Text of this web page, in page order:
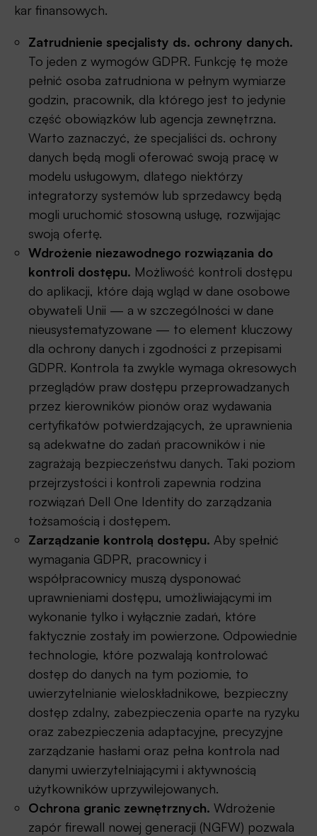
kar finansowych.
Zatrudnienie specjalisty ds. ochrony danych.
To jeden z wymogów GDPR. Funkcję tę może
pełnić osoba zatrudniona w pełnym wymiarze
godzin, pracownik, dla którego jest to jedynie
część obowiązków lub agencja zewnętrzna.
Warto zaznaczyć, że specjaliści ds. ochrony
danych będą mogli oferować swoją pracę w
modelu usługowym, dlatego niektórzy
integratorzy systemów lub sprzedawcy będą
mogli uruchomić stosowną usługę, rozwijając
swoją ofertę.
Wdrożenie niezawodnego rozwiązania do
kontroli dostępu. Możliwość kontroli dostępu
do aplikacji, które dają wgląd w dane osobowe
obywateli Unii — a w szczególności w dane
nieusystematyzowane — to element kluczowy
dla ochrony danych i zgodności z przepisami
GDPR. Kontrola ta zwykle wymaga okresowych
przeglądów praw dostępu przeprowadzanych
przez kierowników pionów oraz wydawania
certyfikatów potwierdzających, że uprawnienia
są adekwatne do zadań pracowników i nie
zagrażają bezpieczeństwu danych. Taki poziom
przejrzystości i kontroli zapewnia rodzina
rozwiązań Dell One Identity do zarządzania
tożsamością i dostępem.
Zarządzanie kontrolą dostępu. Aby spełnić
wymagania GDPR, pracownicy i
współpracownicy muszą dysponować
uprawnieniami dostępu, umożliwiającymi im
wykonanie tylko i wyłącznie zadań, które
faktycznie zostały im powierzone. Odpowiednie
technologie, które pozwalają kontrolować
dostęp do danych na tym poziomie, to
uwierzytelnianie wieloskładnikowe, bezpieczny
dostęp zdalny, zabezpieczenia oparte na ryzyku
oraz zabezpieczenia adaptacyjne, precyzyjne
zarządzanie hasłami oraz pełna kontrola nad
danymi uwierzytelniającymi i aktywnością
użytkowników uprzywilejowanych.
Ochrona granic zewnętrznych. Wdrożenie
zapór firewall nowej generacji (NGFW) pozwala